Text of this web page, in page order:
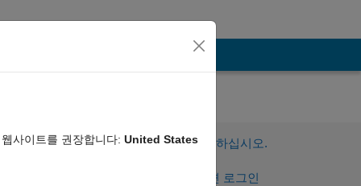
이 질문에 답변하려면 로그인하십시오.
활동을 팔로우하려면 로그인
사이트를 권장합니다: United States